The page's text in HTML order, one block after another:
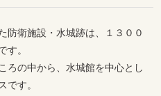
防衛施設・水城跡は、１３００
す。
ろの中から、水城館を中心とし
です。